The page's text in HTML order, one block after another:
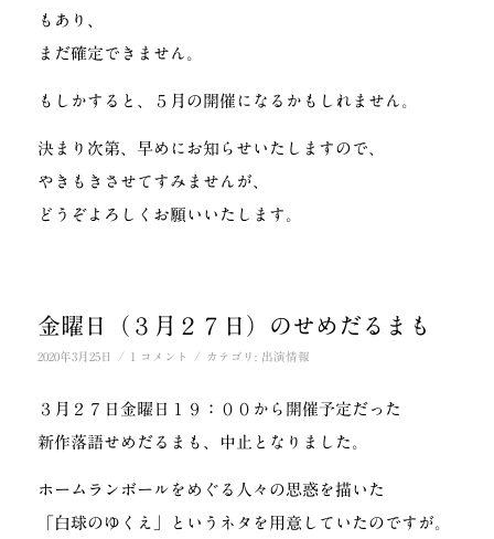
もあり、
まだ確定できません。
もしかすると、５月の開催になるかもしれません。
決まり次第、早めにお知らせいたしますので、
やきもきさせてすみませんが、
どうぞよろしくお願いいたします。
金曜日（３月２７日）のせめだるまも
2020年3月25日 / 1 コメント / カテゴリ: 出演情報
３月２７日金曜日１９：００から開催予定だった
新作落語せめだるまも、中止となりました。
ホームランボールをめぐる人々の思惑を描いた
「白球のゆくえ」というネタを用意していたのですが。